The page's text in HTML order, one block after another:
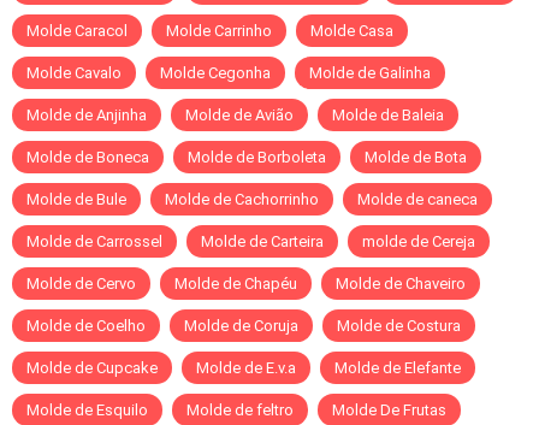
Molde Caracol Molde Carrinho Molde Casa
Molde Cavalo Molde Cegonha Molde de Galinha
Molde de Anjinha Molde de Avião Molde de Baleia
Molde de Boneca Molde de Borboleta Molde de Bota
Molde de Bule Molde de Cachorrinho Molde de caneca
Molde de Carrossel Molde de Carteira molde de Cereja
Molde de Cervo Molde de Chapéu Molde de Chaveiro
Molde de Coelho Molde de Coruja Molde de Costura
Molde de Cupcake Molde de E.v.a Molde de Elefante
Molde de Esquilo Molde de feltro Molde De Frutas